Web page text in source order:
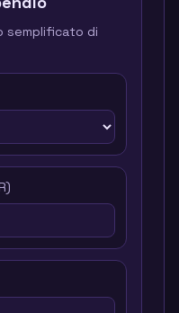
semplificato di
)